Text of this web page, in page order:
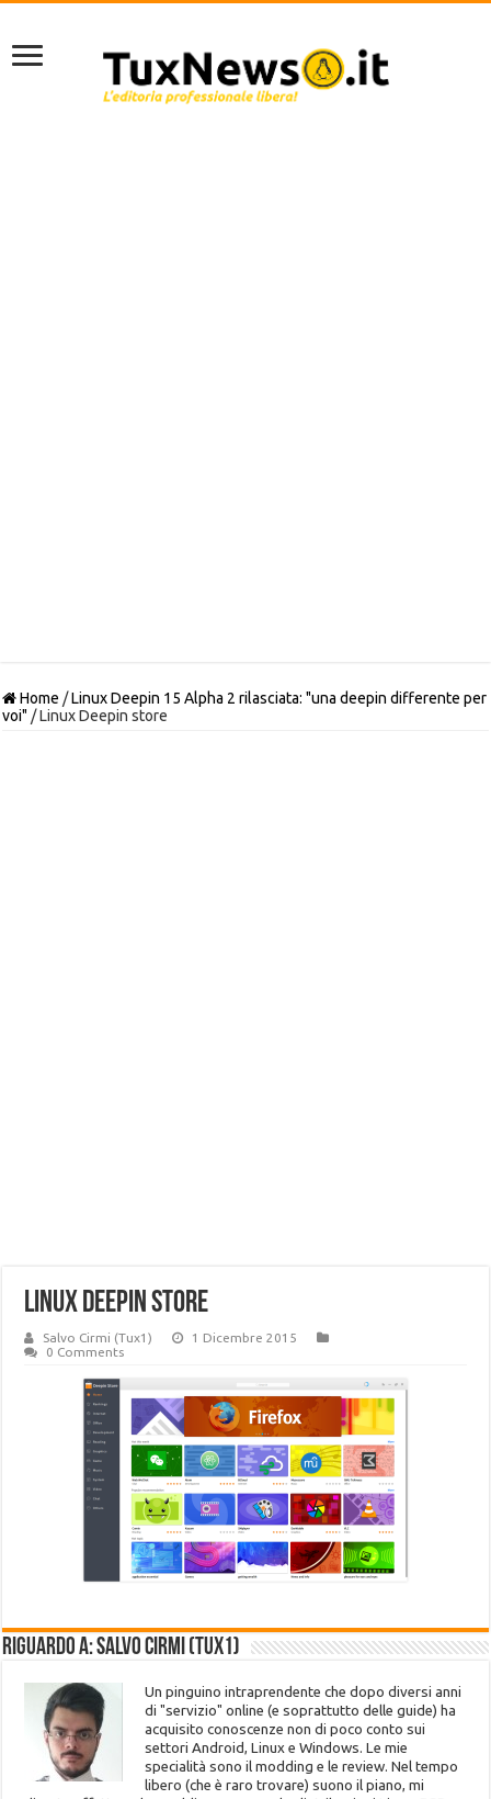
Home /Linux Deepin 15 Alpha 2 rilasciata: "una deepin differente per
voi" /Linux Deepin store
Linux Deepin store
Salvo Cirmi (Tux1)
1 Dicembre 2015
0 Comments
Riguardo a: Salvo Cirmi (Tux1)
Un pinguino intraprendente che dopo diversi anni
di "servizio" online (e soprattutto delle guide) ha
acquisito conoscenze non di poco conto sui
settori Android, Linux e Windows. Le mie
specialità sono il modding e le review. Nel tempo
libero (che è raro trovare) suono il piano, mi